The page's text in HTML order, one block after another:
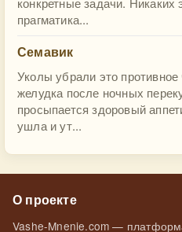
прагматика...
Семавик
Уколы убрали это противное
желудка после ночных
просыпается здоровый
ушла и ут...
О проекте
Vashe-Mnenie.com —